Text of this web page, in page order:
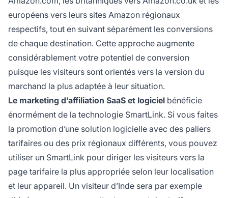
européens vers leurs sites Amazon régionaux
respectifs, tout en suivant séparément les conversions
de chaque destination. Cette approche augmente
considérablement votre potentiel de conversion
puisque les visiteurs sont orientés vers la version du
marchand la plus adaptée à leur situation.
Le marketing d’affiliation SaaS et logiciel bénéficie
énormément de la technologie SmartLink. Si vous faites
la promotion d’une solution logicielle avec des paliers
tarifaires ou des prix régionaux différents, vous pouvez
utiliser un SmartLink pour diriger les visiteurs vers la
page tarifaire la plus appropriée selon leur localisation
et leur appareil. Un visiteur d’Inde sera par exemple